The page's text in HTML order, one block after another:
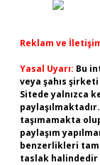
Reklam ve
Yasal Uyarı: Bu
veya şahıs
Sitede yalnızca
taşımamakta
paylaşım
benzerlikleri
taslak halindedir